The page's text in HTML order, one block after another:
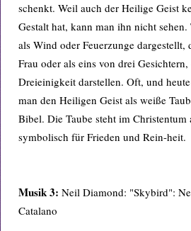
schenkt. Weil auch der Heilige Geist
Gestalt hat, kann man ihn nicht
als Wind oder Feuerzunge dargestellt,
Frau oder als eins von drei
Dreieinigkeit darstellen. Oft, und
man den Heiligen Geist als weiße
Bibel. Die Taube steht im Christentum
symbolisch für Frieden und Rein-heit.
Musik 3: Neil Diamond: "Skybird":
Catalano